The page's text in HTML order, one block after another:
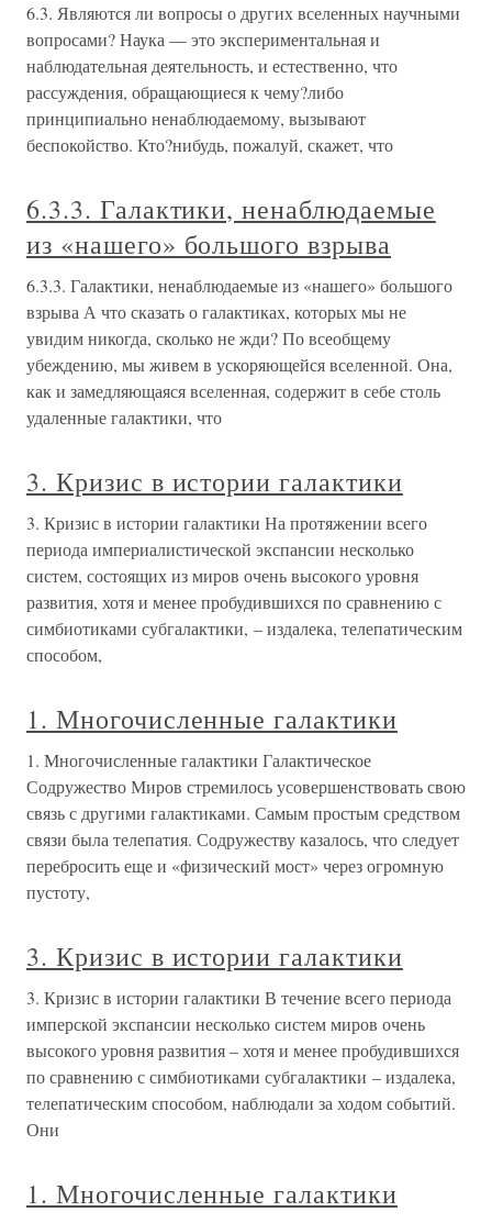
6.3. Являются ли вопросы о других вселенных научными
вопросами? Наука — это экспериментальная и
наблюдательная деятельность, и естественно, что
рассуждения, обращающиеся к чему?либо
принципиально ненаблюдаемому, вызывают
беспокойство. Кто?нибудь, пожалуй, скажет, что
6.3.3. Галактики, ненаблюдаемые
из «нашего» большого взрыва
6.3.3. Галактики, ненаблюдаемые из «нашего» большого
взрыва А что сказать о галактиках, которых мы не
увидим никогда, сколько не жди? По всеобщему
убеждению, мы живем в ускоряющейся вселенной. Она,
как и замедляющаяся вселенная, содержит в себе столь
удаленные галактики, что
3. Кризис в истории галактики
3. Кризис в истории галактики На протяжении всего
периода империалистической экспансии несколько
систем, состоящих из миров очень высокого уровня
развития, хотя и менее пробудившихся по сравнению с
симбиотиками субгалактики, – издалека, телепатическим
способом,
1. Многочисленные галактики
1. Многочисленные галактики Галактическое
Содружество Миров стремилось усовершенствовать свою
связь с другими галактиками. Самым простым средством
связи была телепатия. Содружеству казалось, что следует
перебросить еще и «физический мост» через огромную
пустоту,
3. Кризис в истории галактики
3. Кризис в истории галактики В течение всего периода
имперской экспансии несколько систем миров очень
высокого уровня развития – хотя и менее пробудившихся
по сравнению с симбиотиками субгалактики – издалека,
телепатическим способом, наблюдали за ходом событий.
Они
1. Многочисленные галактики